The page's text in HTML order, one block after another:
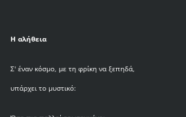
Η αλήθεια
Σ' έναν κόσμο, με τη φρίκη να ξεπηδά,
υπάρχει το μυστικό: